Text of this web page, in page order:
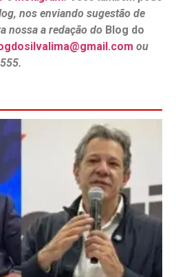
nos enviando sugestão de
nossa a redação do Blog do
ou